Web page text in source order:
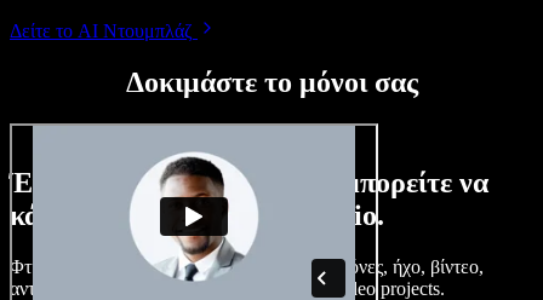
Δείτε το AI Ντουμπλάζ
Δοκιμάστε το μόνοι σας
Ένα μικρό δείγμα από όσα μπορείτε να
κάνετε με το Speechify Studio.
Φτιάξτε voice overs, προσθέστε δωρεάν εικόνες, ήχο, βίντεο,
αντιγραφή φωνής – ολοκληρωμένα audio/video projects.